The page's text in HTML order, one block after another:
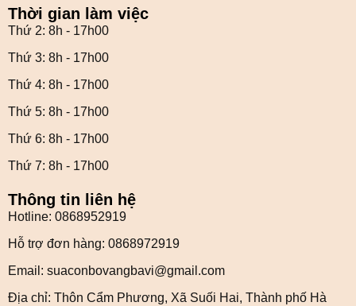
Thời gian làm việc
Thứ 2: 8h - 17h00
Thứ 3: 8h - 17h00
Thứ 4: 8h - 17h00
Thứ 5: 8h - 17h00
Thứ 6: 8h - 17h00
Thứ 7: 8h - 17h00
Thông tin liên hệ
Hotline: 0868952919
Hỗ trợ đơn hàng: 0868972919
Email: suaconbovangbavi@gmail.com
Địa chỉ: Thôn Cẩm Phương, Xã Suối Hai, Thành phố Hà